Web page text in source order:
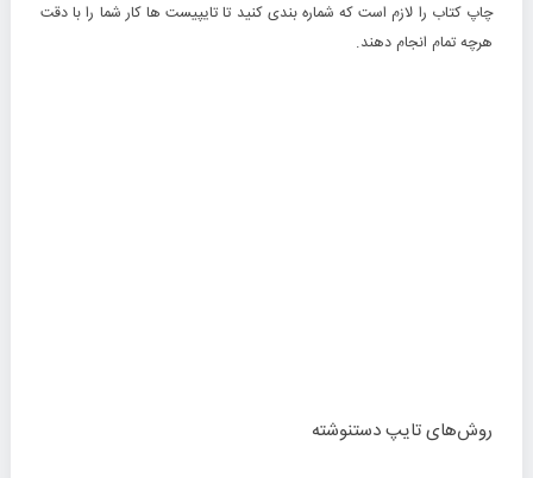
چاپ کتاب را لازم است که شماره بندی کنید تا تایپیست ها کار شما را با دقت
هرچه تمام انجام دهند.
روش‌های تایپ دستنوشته